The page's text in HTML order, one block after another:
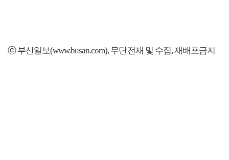
ⓒ 부산일보(www.busan.com), 무단전재 및 수집, 재배포금지